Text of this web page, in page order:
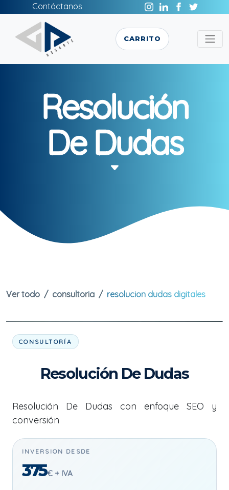
Contáctanos
CARRITO
Resolución
De Dudas
Ver todo consultoria resolucion dudas digitales
CONSULTORÍA
Resolución De Dudas
Resolución De Dudas con enfoque SEO y
conversión
INVERSION DESDE
375€ + IVA